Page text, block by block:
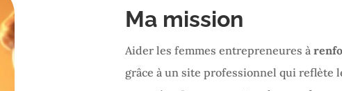
Ma mission
Aider les femmes entrepreneures à
grâce à un site professionnel qui